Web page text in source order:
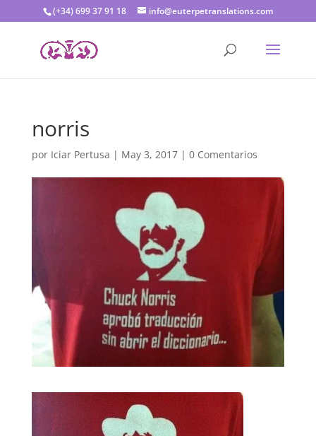
(+34) 699 37 91 18 info@euterpetranslations.com
norris
por Iciar Pertusa | May 3, 2017| 0 Comentarios